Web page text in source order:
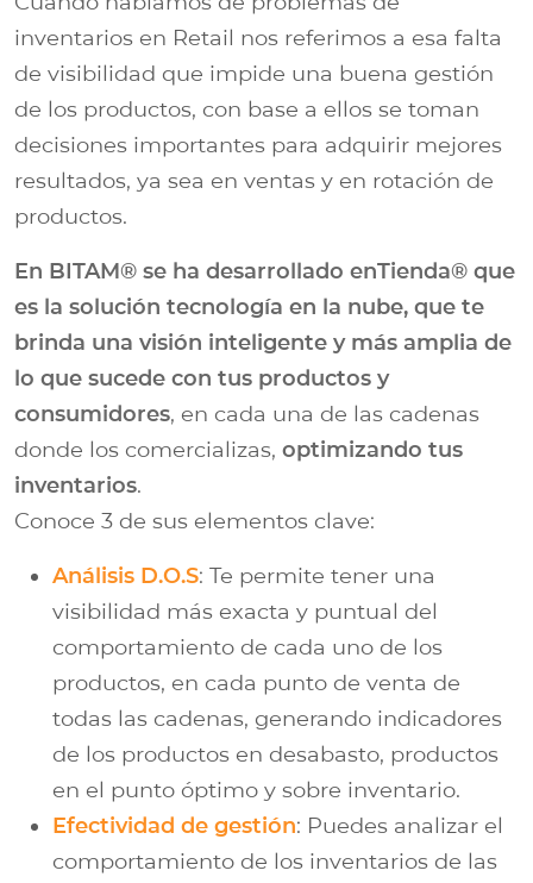
inventarios en Retail nos referimos a esa falta
de visibilidad que impide una buena gestión
de los productos, con base a ellos se toman
decisiones importantes para adquirir mejores
resultados, ya sea en ventas y en rotación de
productos.
En BITAM® se ha desarrollado enTienda® que
es la solución tecnología en la nube, que te
brinda una visión inteligente y más amplia de
lo que sucede con tus productos y
consumidores, en cada una de las cadenas
donde los comercializas, optimizando tus
inventarios.
Conoce 3 de sus elementos clave:
Análisis D.O.S: Te permite tener una
visibilidad más exacta y puntual del
comportamiento de cada uno de los
productos, en cada punto de venta de
todas las cadenas, generando indicadores
de los productos en desabasto, productos
en el punto óptimo y sobre inventario.
Efectividad de gestión: Puedes analizar el
comportamiento de los inventarios de las